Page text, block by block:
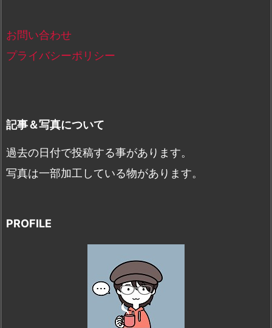
お問い合わせ
プライバシーポリシー
記事＆写真について
過去の日付で投稿する事があります。
写真は一部加工している物があります。
PROFILE